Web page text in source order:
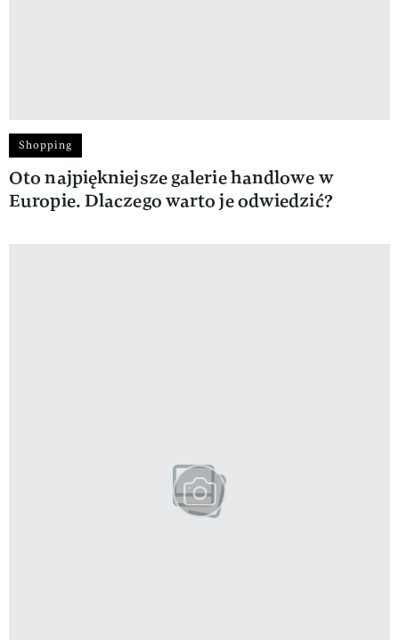
Shopping
Oto najpiękniejsze galerie handlowe w
Europie. Dlaczego warto je odwiedzić?